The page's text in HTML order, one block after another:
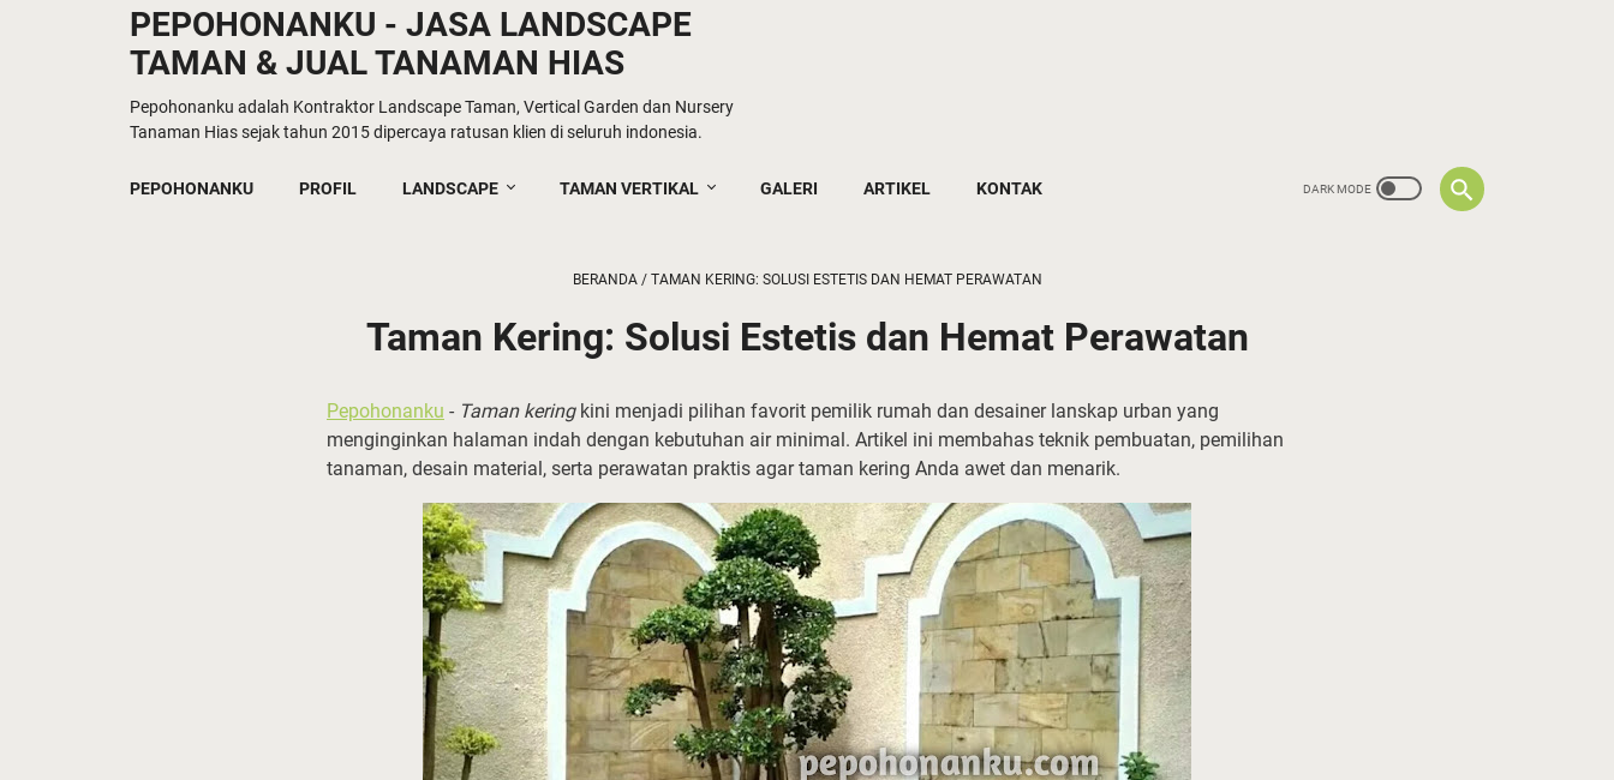
PEPOHONANKU - JASA LANDSCAPE
TAMAN & JUAL TANAMAN HIAS
Pepohonanku adalah Kontraktor Landscape Taman, Vertical Garden dan Nursery
Tanaman Hias sejak tahun 2015 dipercaya ratusan klien di seluruh indonesia.
PEPOHONANKU PROFIL LANDSCAPE TAMAN VERTIKAL GALERI ARTIKEL KONTAK
BERANDA / TAMAN KERING: SOLUSI ESTETIS DAN HEMAT PERAWATAN
Taman Kering: Solusi Estetis dan Hemat Perawatan
Pepohonanku - Taman keringkini menjadi pilihan favorit pemilik rumah dan desainer lanskap urban yang
menginginkan halaman indah dengan kebutuhan air minimal. Artikel ini membahas teknik pembuatan, pemilihan
tanaman, desain material, serta perawatan praktis agar taman kering Anda awet dan menarik.